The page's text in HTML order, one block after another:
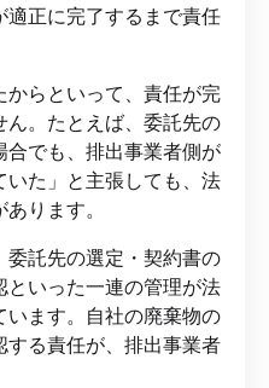
適正に完了するまで責任
らといって、責任が完
。たとえば、委託先の
でも、排出事業者側が
いた」と主張しても、法
ります。
委託先の選定・契約書の
いった一連の管理が法
ます。自社の廃棄物の
る責任が、排出事業者